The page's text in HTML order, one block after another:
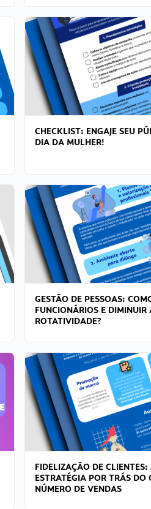
CHECKLIST: ENGAJE SEU
DIA DA MULHER!
GESTÃO DE PESSOAS:
FUNCIONÁRIOS E DIMINUIR
ROTATIVIDADE?
FIDELIZAÇÃO DE CLIENTES:
ESTRATÉGIA POR TRÁS DO
NÚMERO DE VENDAS